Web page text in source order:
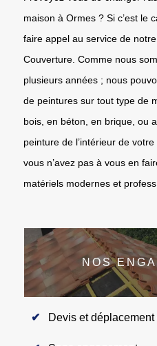
maison à Ormes ? Si c’est le
faire appel au service de
Couverture. Comme nous
plusieurs années ; nous
de peintures sur tout type de
bois, en béton, en brique, ou
peinture de l’intérieur de
vous n’avez pas à vous en
matériels modernes et
NOS
Devis et déplacement